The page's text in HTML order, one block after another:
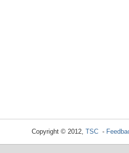
Copyright © 2012, TSC-